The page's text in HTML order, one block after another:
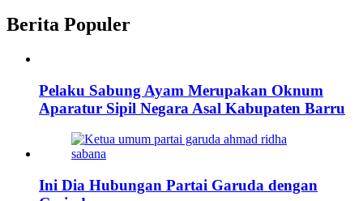
Berita Populer
Pelaku Sabung Ayam Merupakan Oknum
Aparatur Sipil Negara Asal Kabupaten Barru
Ini Dia Hubungan Partai Garuda dengan